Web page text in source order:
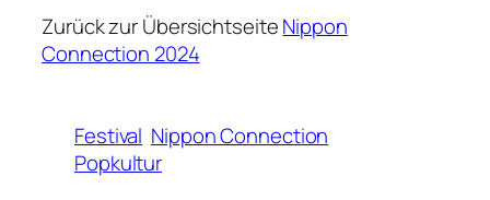
Zurück zur ÜbersichtseiteNippon
Connection 2024
Festival Nippon Connection
Popkultur